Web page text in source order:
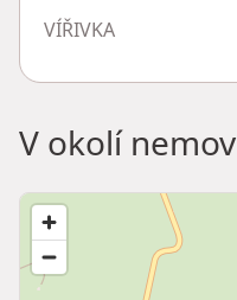
VÍŘIVKA
V okolí